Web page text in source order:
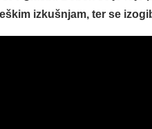
izkušnjam, ter se